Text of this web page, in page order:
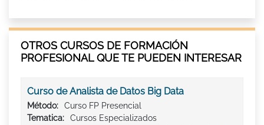
OTROS CURSOS DE FORMACIÓN
PROFESIONAL QUE TE PUEDEN INTERESAR
Curso de Analista de Datos Big Data
Método:
Curso FP Presencial
Tematica:
Cursos Especializados